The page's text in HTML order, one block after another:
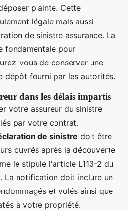
plainte. Cette
légale mais aussi
de sinistre assurance. La
fondamentale pour
vous de conserver une
dépôt fourni par les autorités.
dans les délais impartis
votre assureur du sinistre
par votre contrat.
de sinistre doit être
ouvrés après la découverte
le stipule l'article L113-2 du
La notification doit inclure un
et volés ainsi que
à votre propriété.